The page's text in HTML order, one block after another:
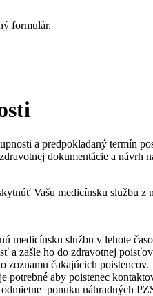
formulár.
a predpokladaný termín
dokumentácie a návrh
Vašu medicínsku službu z
medicínsku službu v lehote
a zašle ho do zdravotnej
zoznamu čakajúcich poistencov.
aby poistenec
ponuku náhradných